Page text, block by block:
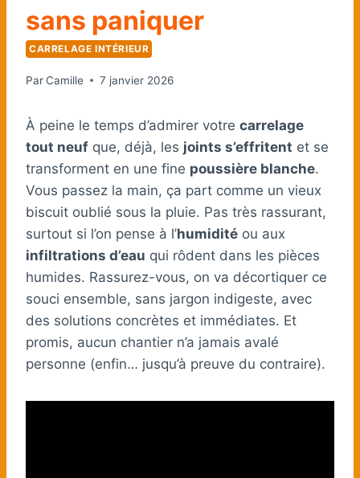
sans paniquer
CARRELAGE INTÉRIEUR
ParCamille 7 janvier 2026
À peine le temps d’admirer votre carrelage
tout neuf que, déjà, les joints s’effritent et se
transforment en une fine poussière blanche.
Vous passez la main, ça part comme un vieux
biscuit oublié sous la pluie. Pas très rassurant,
surtout si l’on pense à l’humidité ou aux
infiltrations d’eau qui rôdent dans les pièces
humides. Rassurez-vous, on va décortiquer ce
souci ensemble, sans jargon indigeste, avec
des solutions concrètes et immédiates. Et
promis, aucun chantier n’a jamais avalé
personne (enfin… jusqu’à preuve du contraire).